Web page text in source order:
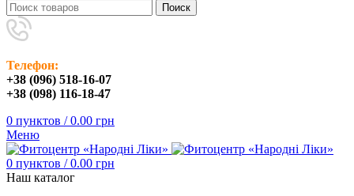
Поиск
Телефон:
+38 (096) 518-16-07
+38 (098) 116-18-47
0 пунктов / 0.00 грн
Меню
0 пунктов / 0.00 грн
Наш каталог